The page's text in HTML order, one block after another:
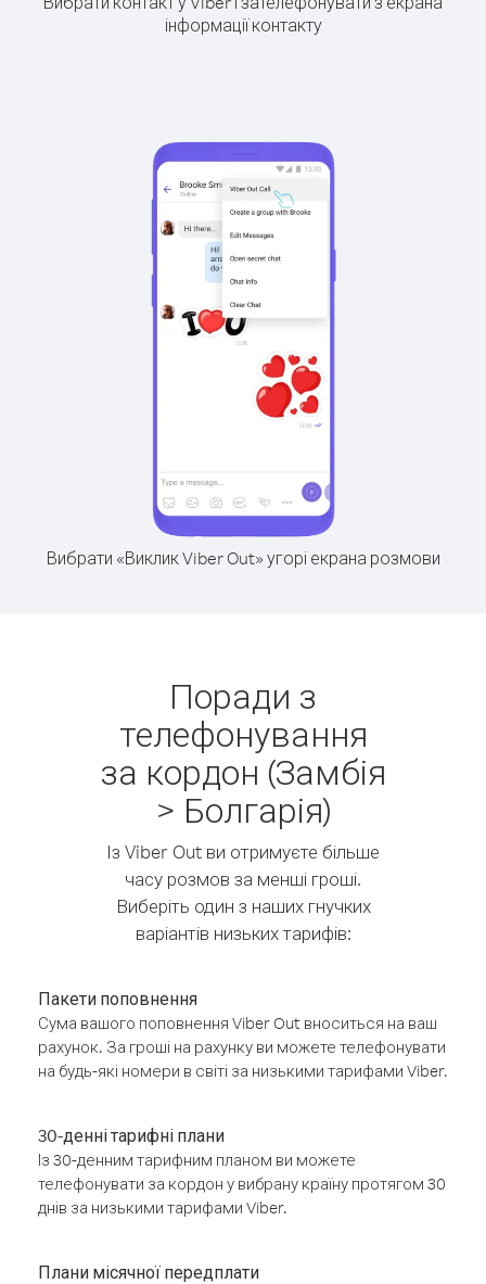
інформації контакту
Вибрати «Виклик Viber Out» угорі екрана розмови
Поради з
телефонування
за кордон (Замбія
> Болгарія)
Із Viber Out ви отримуєте більше
часу розмов за менші гроші.
Виберіть один з наших гнучких
варіантів низьких тарифів:
Пакети поповнення
Сума вашого поповнення Viber Out вноситься на ваш
рахунок. За гроші на рахунку ви можете телефонувати
на будь-які номери в світі за низькими тарифами Viber.
30-денні тарифні плани
Із 30-денним тарифним планом ви можете
телефонувати за кордон у вибрану країну протягом 30
днів за низькими тарифами Viber.
Плани місячної передплати